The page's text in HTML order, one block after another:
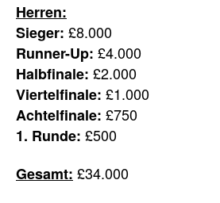
Herren:
Sieger: £8.000
Runner-Up: £4.000
Halbfinale: £2.000
Viertelfinale: £1.000
Achtelfinale: £750
1. Runde: £500
Gesamt: £34.000